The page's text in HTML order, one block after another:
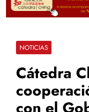
NOTICIAS
Cátedra